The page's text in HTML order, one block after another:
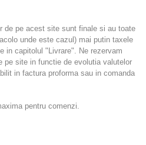
de pe acest site sunt finale si au toate
unde este cazul) mai putin taxele
in capitolul "Livrare". Ne rezervam
pe site in functie de evolutia valutelor
in factura proforma sau in comanda
pentru comenzi.